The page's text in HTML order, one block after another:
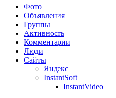
Фото
Объявления
Группы
Активность
Комментарии
Люди
Сайты
Яндекс
InstantSoft
InstantVideo